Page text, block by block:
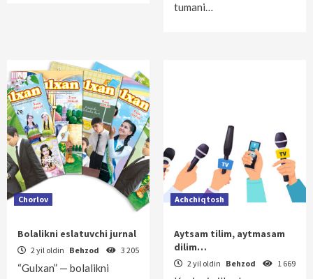
tumani…
Chorlov
Bolalikni eslatuvchi jurnal
2 yil oldin Behzod 3 205
“Gulxan” — bolalikni
Achchiqtosh
Aytsam tilim, aytmasam
dilim…
2 yil oldin Behzod 1 669